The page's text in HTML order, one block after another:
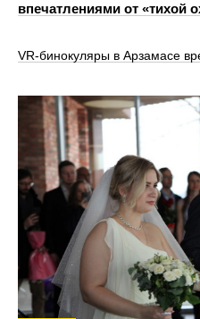
впечатлениями от «тихой
VR‑бинокуляры в Арзамасе